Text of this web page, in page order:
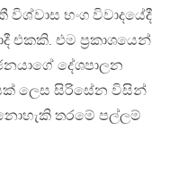
විශ්වාස භංග විවාදයේදී
එකකි. එම ප්‍රකාශයෙන්
දේශපාලන
ලෙස සිරිසේන විසින්
තරමේ පල්ලම්